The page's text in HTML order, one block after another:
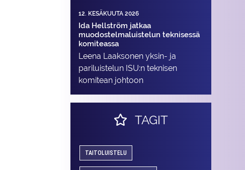
12. KESÄKUUTA 2026
Ida Hellström jatkaa
muodostelmaluistelun teknisessä
komiteassa
Leena Laaksonen yksin- ja
pariluistelun ISU:n teknisen
komitean johtoon
TAGIT
TAITOLUISTELU